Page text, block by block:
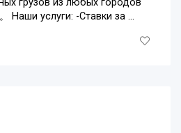
Наши услуги: -Ставки за ...